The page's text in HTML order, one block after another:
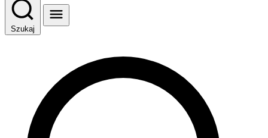
Szukaj